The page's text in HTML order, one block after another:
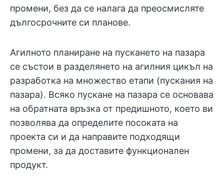
промени, без да се налага да преосмисляте
дългосрочните си планове.
Агилното планиране на пускането на пазара
се състои в разделянето на агилния цикъл на
разработка на множество етапи (пускания на
пазара). Всяко пускане на пазара се основава
на обратната връзка от предишното, което ви
позволява да определите посоката на
проекта си и да направите подходящи
промени, за да доставите функционален
продукт.